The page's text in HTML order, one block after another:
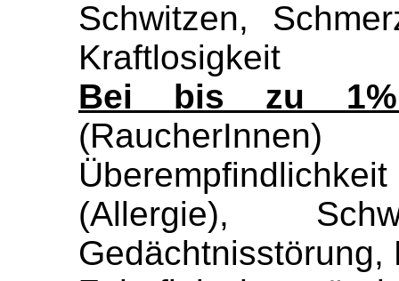
Schwitzen,
Kraftlosigkeit
Bei bis zu 1%
(Allergie),